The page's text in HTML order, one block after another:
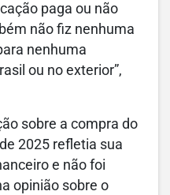
paga ou não
não fiz nenhuma
nenhuma
ou no exterior”,
sobre a compra do
2025 refletia sua
e não foi
opinião sobre o